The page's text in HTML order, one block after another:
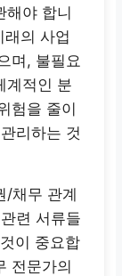
담 예약
해야 합니
의 사업
며, 불필요
계적인 분
험을 줄이
리하는 것
/채무 관계
련 서류들
이 중요합
전문가의